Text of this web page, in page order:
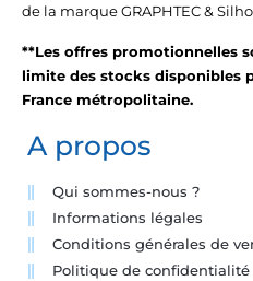
de la marque GRAPHTEC &
**Les offres promotionnelles
limite des stocks disponibles
France métropolitaine.
A propos
Qui sommes-nous ?
Informations légales
Conditions générales de
Politique de confidentialité